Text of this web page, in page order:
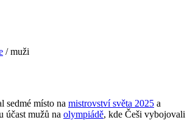
/muži
sedmé místo na mistrovství světa 2025 a
účast mužů na olympiádě, kde Češi vybojovali